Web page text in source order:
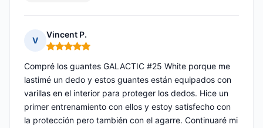
V
Vincent P.
Nota: 5 de 5
Compré los guantes GALACTIC #25 White porque me
lastimé un dedo y estos guantes están equipados con
varillas en el interior para proteger los dedos. Hice un
primer entrenamiento con ellos y estoy satisfecho con
la protección pero también con el agarre. Continuaré mi